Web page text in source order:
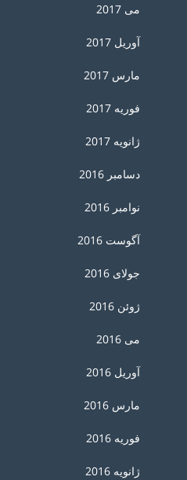
می 2017
آوریل 2017
مارس 2017
فوریه 2017
ژانویه 2017
دسامبر 2016
نوامبر 2016
آگوست 2016
جولای 2016
ژوئن 2016
می 2016
آوریل 2016
مارس 2016
فوریه 2016
ژانویه 2016